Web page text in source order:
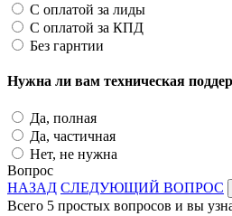
С оплатой за лиды
С оплатой за КПД
Без гарнтии
Нужна ли вам техническая
Да, полная
Да, частичная
Нет, не нужна
Вопрос
НАЗАД СЛЕДУЮЩИЙ ВОПРОС
Всего 5 простых вопросов и вы